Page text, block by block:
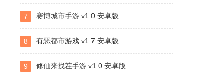
7 赛博城市手游 v1.0 安卓版
8 有恶都市游戏 v1.7 安卓版
9 修仙来找茬手游 v1.0 安卓版